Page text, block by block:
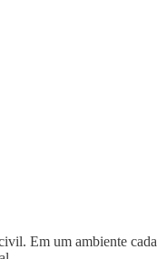
Em um ambiente cada